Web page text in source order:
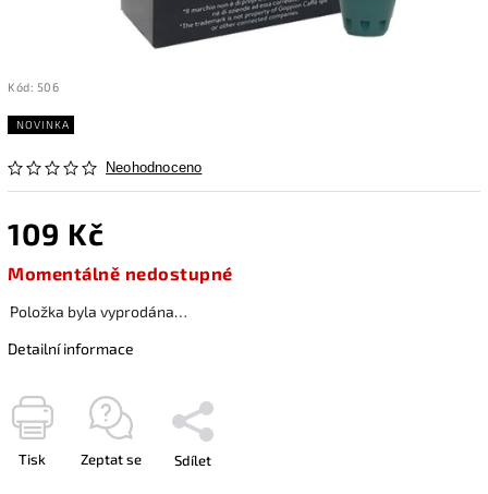
Kód: 506
NOVINKA
Neohodnoceno
109 Kč
Momentálně nedostupné
Položka byla vyprodána…
Detailní informace
Tisk Zeptat se Sdílet